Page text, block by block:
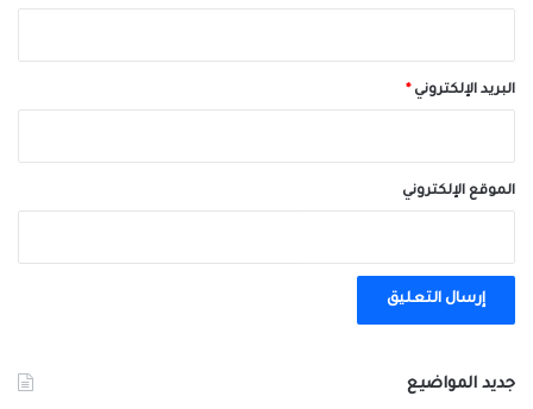
البريد الإلكتروني*
الموقع الإلكتروني
lجديد المواضيع